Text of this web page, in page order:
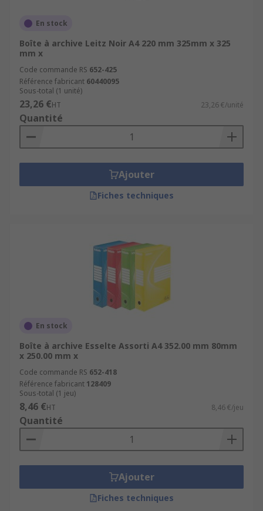
En stock
Boîte à archive Leitz Noir A4 220 mm 325mm x 325
mm x
Code commande RS 652-425
Référence fabricant 60440095
Sous-total (1 unité)
23,26 €HT 23,26 €/unité
Quantité
Ajouter
Fiches techniques
En stock
Boîte à archive Esselte Assorti A4 352.00 mm 80mm
x 250.00 mm x
Code commande RS 652-418
Référence fabricant 128409
Sous-total (1 jeu)
8,46 €HT 8,46 €/jeu
Quantité
Ajouter
Fiches techniques